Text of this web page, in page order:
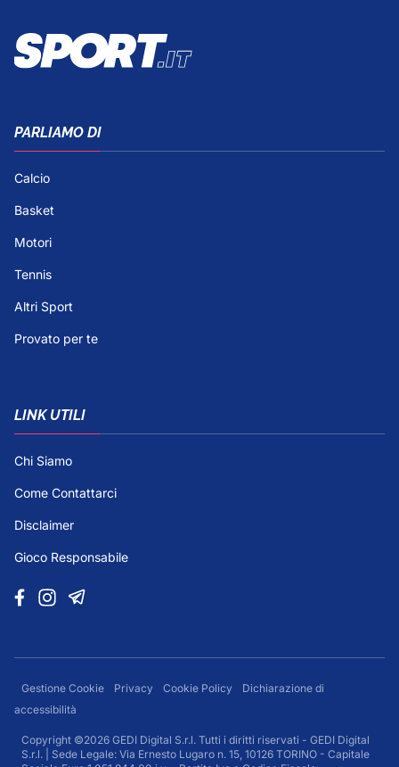
PARLIAMO DI
Calcio
Basket
Motori
Tennis
Altri Sport
Provato per te
LINK UTILI
Chi Siamo
Come Contattarci
Disclaimer
Gioco Responsabile
Gestione Cookie Privacy Cookie Policy
Dichiarazione di
accessibilità
Copyright ©2026 GEDI Digital S.r.l. Tutti i diritti riservati - GEDI Digital
S.r.l. | Sede Legale: Via Ernesto Lugaro n. 15, 10126 TORINO - Capitale